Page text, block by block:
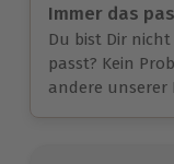
Immer das
Du bist Dir
passt? Kein
andere unserer